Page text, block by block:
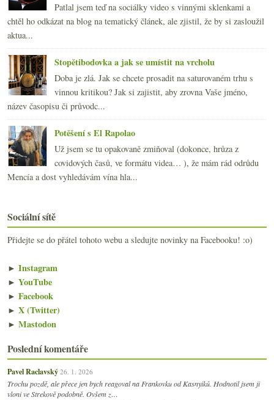
Patlal jsem teď na sociálky video s vinnými sklenkami a
chtěl ho odkázat na blog na tematický článek, ale zjistil, že by si zasloužil
aktua...
Stopětibodovka a jak se umístit na vrcholu
Doba je zlá. Jak se chcete prosadit na saturovaném trhu s
vinnou kritikou? Jak si zajistit, aby zrovna Vaše jméno,
název časopisu či průvodc...
Potěšení s El Rapolao
Už jsem se tu opakovaně zmiňoval (dokonce, hrůza z
covidových časů, ve formátu videa… ), že mám rád odrůdu
Mencía a dost vyhledávám vína hla...
Sociální sítě
Přidejte se do přátel tohoto webu a sledujte novinky na Facebooku! :o)
► Instagram
► YouTube
► Facebook
► X (Twitter)
► Mastodon
Poslední komentáře
Pavel Raclavský 26. 1. 2026
Trochu pozdě, ale přece jen bych reagoval na Frankovku od Kasnyiků. Hodnotil jsem ji
vloni ve Strekově podobně. Ovšem z…